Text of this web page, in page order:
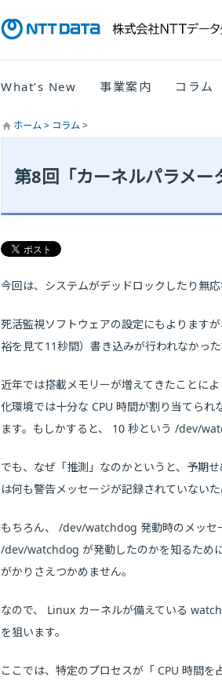
What’s New 事業案内 コラム
ホーム> コラム>
第8回「カーネルパラメー
今回は、システムがデッドロックしたり無
死活監視ソフトウェアの設定にもよります
裕を見て11秒間）書き込みが行われなかっ
近年では搭載メモリーが増えてきたことに
化環境では十分な CPU 時間が割り当てら
ます。もしかすると、 10 秒という /dev/
でも、なぜ「推測」なのかというと、予期
は何も警告メッセージが記録されていない
もちろん、 /dev/watchdog 発動時のメッセ
/dev/watchdog が発動したのかを知るため
がかりさえつかめません。
なので、 Linux カーネルが備えている
を狙います。
ここでは、特定のプロセスが「 CPU 時間